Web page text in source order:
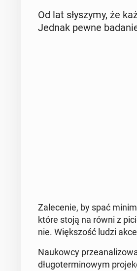
Od lat sły­szy­my, że
Jednak pewne
Za­le­ce­nie, by spać
które stoją na równi z
nie. Więk­szość ludzi
Na­ukow­cy
dłu­go­ter­mi­no­wym